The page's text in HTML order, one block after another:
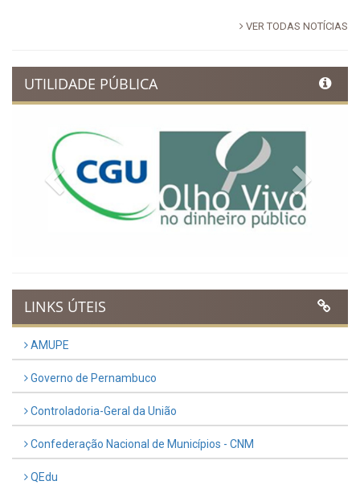
VER TODAS NOTÍCIAS
UTILIDADE PÚBLICA
Previous
LINKS ÚTEIS
AMUPE
Governo de Pernambuco
Controladoria-Geral da União
Confederação Nacional de Municípios - CNM
QEdu